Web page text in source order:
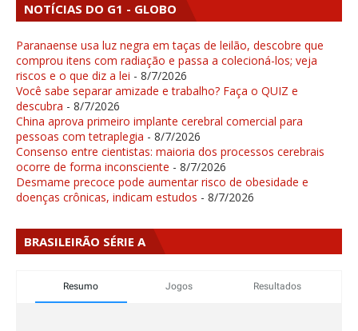
NOTÍCIAS DO G1 - GLOBO
Paranaense usa luz negra em taças de leilão, descobre que
comprou itens com radiação e passa a colecioná-los; veja
riscos e o que diz a lei - 8/7/2026
Você sabe separar amizade e trabalho? Faça o QUIZ e
descubra - 8/7/2026
China aprova primeiro implante cerebral comercial para
pessoas com tetraplegia - 8/7/2026
Consenso entre cientistas: maioria dos processos cerebrais
ocorre de forma inconsciente - 8/7/2026
Desmame precoce pode aumentar risco de obesidade e
doenças crônicas, indicam estudos - 8/7/2026
BRASILEIRÃO SÉRIE A
Resumo Jogos Resultados